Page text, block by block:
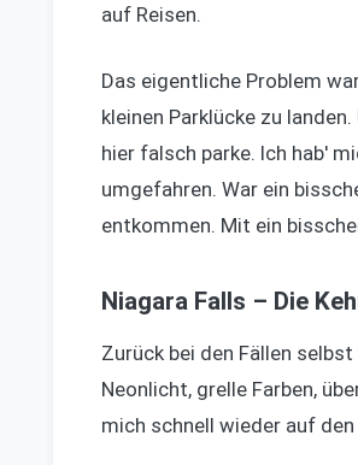
auf Reisen.
Das eigentliche Problem
kleinen Parklücke zu
hier falsch parke. Ich hab'
umgefahren. War ein
entkommen. Mit ein
Niagara Falls – Die
Zurück bei den Fällen
Neonlicht, grelle Farben,
mich schnell wieder auf